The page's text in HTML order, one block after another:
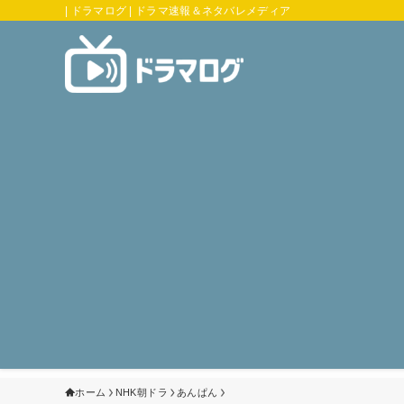
| ドラマログ | ドラマ速報＆ネタバレメディア
ホーム NHK朝ドラ あんぱん